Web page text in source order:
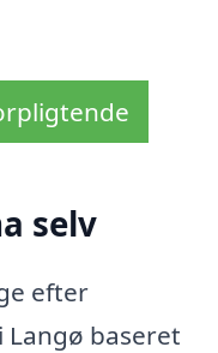
selv
efter
baseret